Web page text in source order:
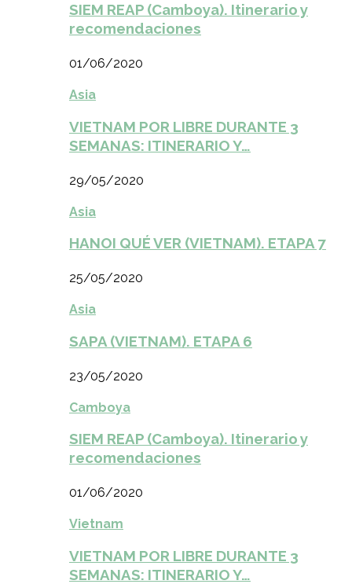
SIEM REAP (Camboya). Itinerario y
recomendaciones
01/06/2020
Asia
VIETNAM POR LIBRE DURANTE 3
SEMANAS: ITINERARIO Y…
29/05/2020
Asia
HANOI QUÉ VER (VIETNAM). ETAPA 7
25/05/2020
Asia
SAPA (VIETNAM). ETAPA 6
23/05/2020
Camboya
SIEM REAP (Camboya). Itinerario y
recomendaciones
01/06/2020
Vietnam
VIETNAM POR LIBRE DURANTE 3
SEMANAS: ITINERARIO Y…